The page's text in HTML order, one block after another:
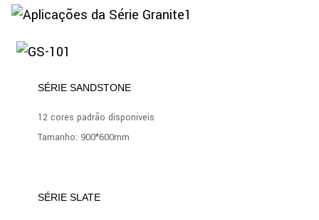
SÉRIE SANDSTONE
12 cores padrão disponíveis
Tamanho: 900*600mm
SÉRIE SLATE